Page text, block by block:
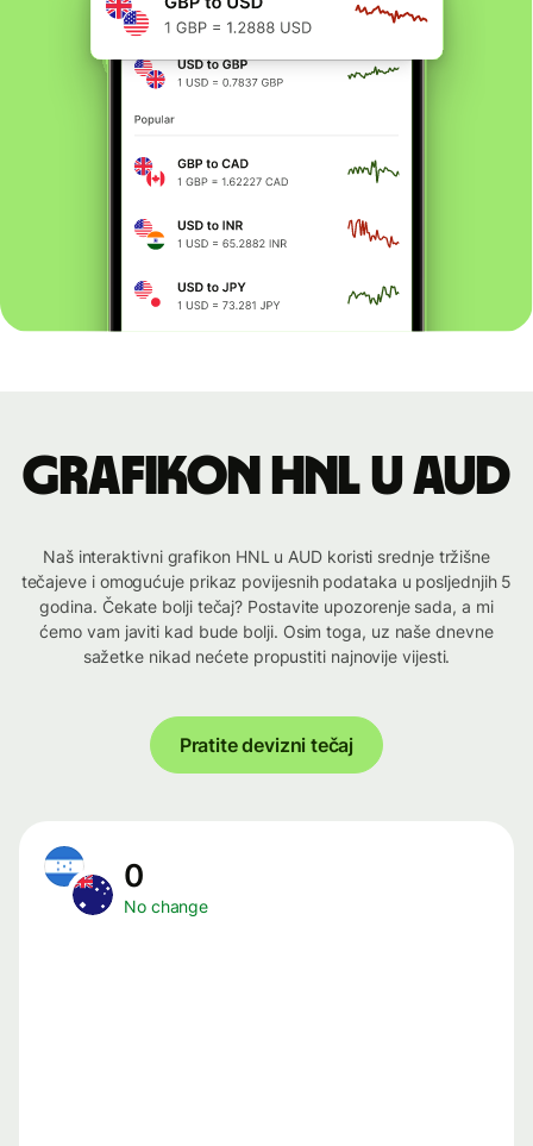
Grafikon HNL u AUD
Naš interaktivni grafikon HNL u AUD koristi srednje tržišne
tečajeve i omogućuje prikaz povijesnih podataka u posljednjih 5
godina. Čekate bolji tečaj? Postavite upozorenje sada, a mi
ćemo vam javiti kad bude bolji. Osim toga, uz naše dnevne
sažetke nikad nećete propustiti najnovije vijesti.
Pratite devizni tečaj
0
No change